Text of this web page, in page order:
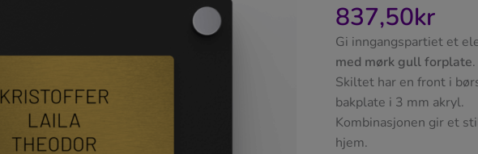
837,50kr
Gi inngangspartiet et
med mørk gull forplate.
Skiltet har en front i
bakplate i 3 mm akryl.
Kombinasjonen gir et
hjem.